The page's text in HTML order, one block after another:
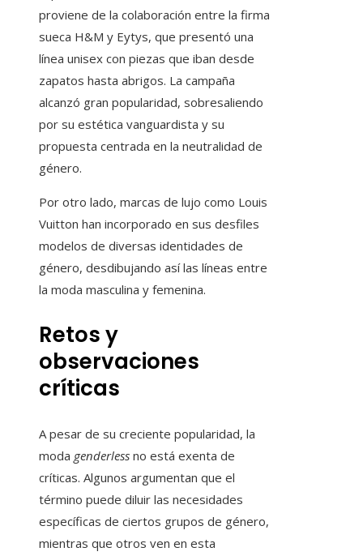
proviene de la colaboración entre la firma
sueca H&M y Eytys, que presentó una
línea unisex con piezas que iban desde
zapatos hasta abrigos. La campaña
alcanzó gran popularidad, sobresaliendo
por su estética vanguardista y su
propuesta centrada en la neutralidad de
género.
Por otro lado, marcas de lujo como Louis
Vuitton han incorporado en sus desfiles
modelos de diversas identidades de
género, desdibujando así las líneas entre
la moda masculina y femenina.
Retos y
observaciones
críticas
A pesar de su creciente popularidad, la
moda genderless no está exenta de
críticas. Algunos argumentan que el
término puede diluir las necesidades
específicas de ciertos grupos de género,
mientras que otros ven en esta